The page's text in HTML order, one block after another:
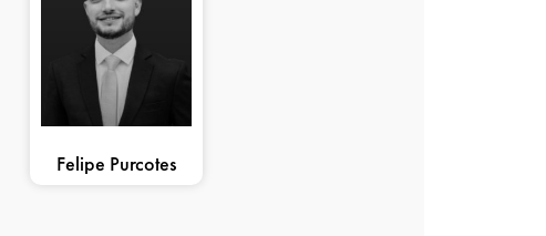
Felipe Purcotes